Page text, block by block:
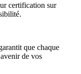
certification sur
que chaque
de vos